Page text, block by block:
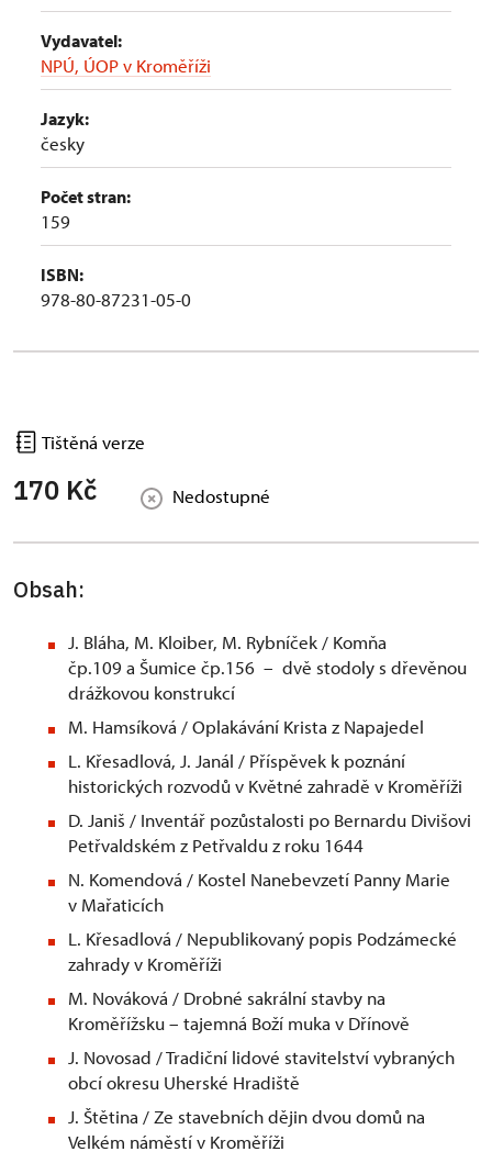
Vydavatel:
NPÚ, ÚOP v Kroměříži
Jazyk:
česky
Počet stran:
159
ISBN:
978-80-87231-05-0
Tištěná verze
170 Kč Nedostupné
Obsah:
J. Bláha, M. Kloiber, M. Rybníček / Komňa
čp.109 a Šumice čp.156 – dvě stodoly s dřevěnou
drážkovou konstrukcí
M. Hamsíková / Oplakávání Krista z Napajedel
L. Křesadlová, J. Janál / Příspěvek k poznání
historických rozvodů v Květné zahradě v Kroměříži
D. Janiš / Inventář pozůstalosti po Bernardu Divišovi
Petřvaldském z Petřvaldu z roku 1644
N. Komendová / Kostel Nanebevzetí Panny Marie
v Mařaticích
L. Křesadlová / Nepublikovaný popis Podzámecké
zahrady v Kroměříži
M. Nováková / Drobné sakrální stavby na
Kroměřížsku – tajemná Boží muka v Dřínově
J. Novosad / Tradiční lidové stavitelství vybraných
obcí okresu Uherské Hradiště
J. Štětina / Ze stavebních dějin dvou domů na
Velkém náměstí v Kroměříži